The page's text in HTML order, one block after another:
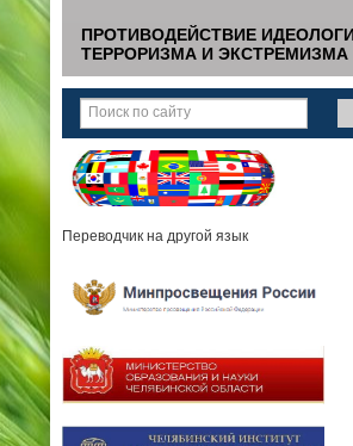
ПРОТИВОДЕЙСТВИЕ
ТЕРРОРИЗМА И ЭКСТРЕМИЗМА
Переводчик на другой язык